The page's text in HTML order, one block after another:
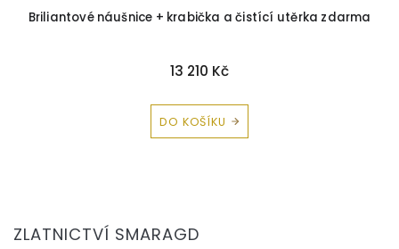
Briliantové náušnice + krabička a čistící utěrka zdarma
13 210 Kč
DO KOŠÍKU
ZLATNICTVÍ SMARAGD